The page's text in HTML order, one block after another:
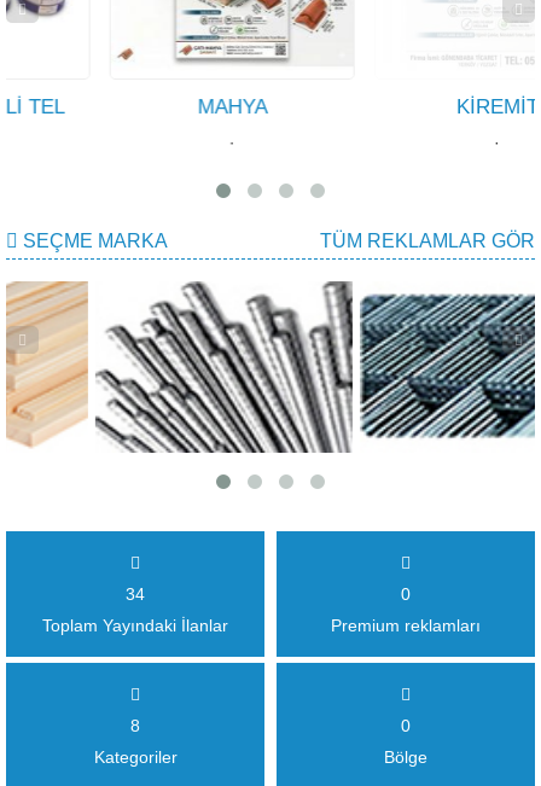
KİREMİT
SEÇME MARKA TÜM REKLAMLAR GÖR
34
Toplam Yayındaki İlanlar
0
Premium reklamları
8
Kategoriler
0
Bölge